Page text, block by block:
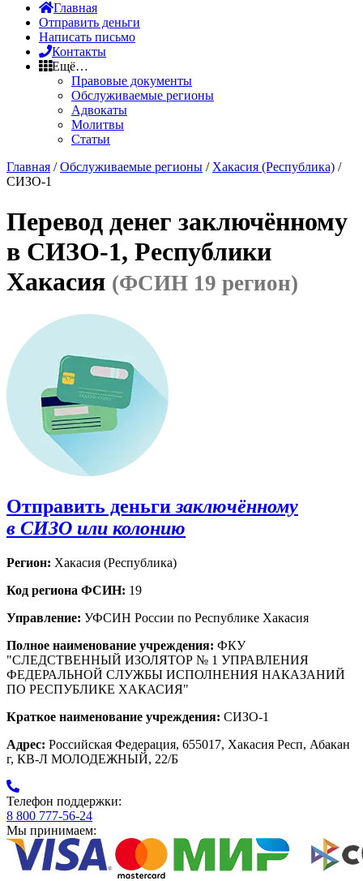
Главная
Отправить деньги
Написать письмо
Контакты
Ещё…
Правовые документы
Обслуживаемые регионы
Адвокаты
Молитвы
Статьи
Главная /Обслуживаемые регионы / Хакасия (Республика) /
СИЗО-1
Перевод денег заключённому
в СИЗО-1, Республики
Хакасия (ФСИН 19 регион)
Отправить деньги заключённому
в СИЗО или колонию
Регион: Хакасия (Республика)
Код региона ФСИН: 19
Управление: УФСИН России по Республике Хакасия
Полное наименование учреждения: ФКУ
"СЛЕДСТВЕННЫЙ ИЗОЛЯТОР № 1 УПРАВЛЕНИЯ
ФЕДЕРАЛЬНОЙ СЛУЖБЫ ИСПОЛНЕНИЯ НАКАЗАНИЙ
ПО РЕСПУБЛИКЕ ХАКАСИЯ"
Краткое наименование учреждения: СИЗО-1
Адрес: Российская Федерация, 655017, Хакасия Респ, Абакан
г, КВ-Л МОЛОДЕЖНЫЙ, 22/Б
Телефон поддержки:
8 800 777-56-24
Мы принимаем: